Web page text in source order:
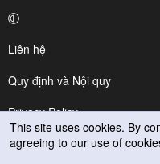
Liên hệ
Quy định và Nội quy
Privacy Policy
Trợ giúp
This site uses cookies. By
agreeing to our use of